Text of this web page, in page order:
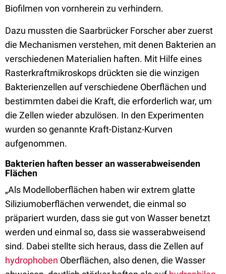
Biofilmen von vornherein zu verhindern.
Dazu mussten die Saarbrücker Forscher aber zuerst
die Mechanismen verstehen, mit denen Bakterien an
verschiedenen Materialien haften. Mit Hilfe eines
Rasterkraftmikroskops drückten sie die winzigen
Bakterienzellen auf verschiedene Oberflächen und
bestimmten dabei die Kraft, die erforderlich war, um
die Zellen wieder abzulösen. In den Experimenten
wurden so genannte Kraft-Distanz-Kurven
aufgenommen.
Bakterien haften besser an wasserabweisenden
Flächen
„Als Modelloberflächen haben wir extrem glatte
Siliziumoberflächen verwendet, die einmal so
präpariert wurden, dass sie gut von Wasser benetzt
werden und einmal so, dass sie wasserabweisend
sind. Dabei stellte sich heraus, dass die Zellen auf
hydrophoben Oberflächen, also denen, die Wasser